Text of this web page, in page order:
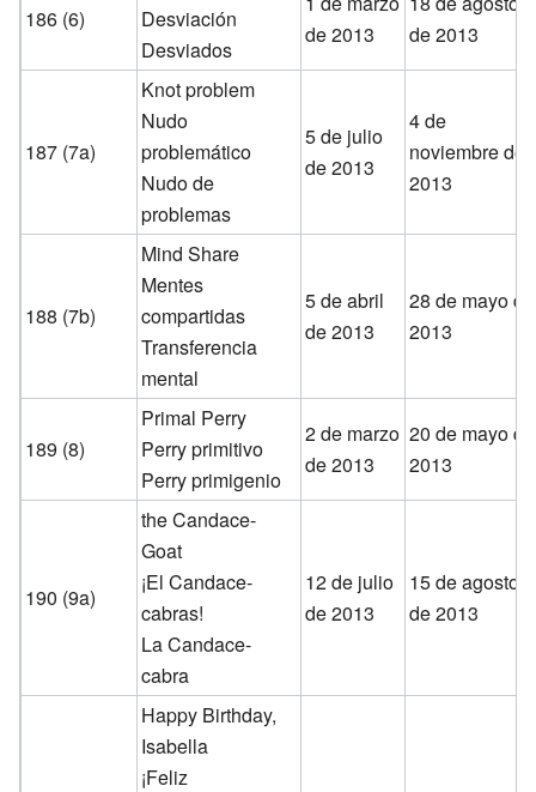
186 (6)
Desviación
Desviados
de 2013
de 2013
187 (7a)
Knot problem
Nudo
problemático
Nudo de
problemas
5 de julio
de 2013
4 de
noviembre de
2013
188 (7b)
Mind Share
Mentes
compartidas
Transferencia
mental
5 de abril
de 2013
28 de mayo de
2013
189 (8)
Primal Perry
Perry primitivo
Perry primigenio
2 de marzo
de 2013
20 de mayo de
2013
190 (9a)
the Candace-
Goat
¡El Candace-
cabras!
La Candace-
cabra
12 de julio
de 2013
15 de agosto
de 2013
Happy Birthday,
Isabella
¡Feliz